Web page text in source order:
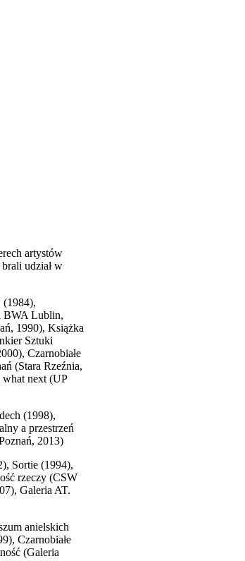
artystów
udział w
(1984),
BWA Lublin,
1990), Książka
Sztuki
Czarnobiałe
(Stara Rzeźnia,
next (UP
(1998),
a przestrzeń
2013)
Sortie (1994),
rzeczy (CSW
Galeria AT.
anielskich
Czarnobiałe
(Galeria